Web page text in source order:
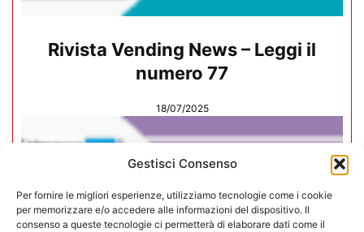
Gestisci Consenso
Per fornire le migliori esperienze, utilizziamo tecnologie come i cookie
per memorizzare e/o accedere alle informazioni del dispositivo. Il
consenso a queste tecnologie ci permetterà di elaborare dati come il
Rivista Vending News – Leggi il
numero 77
18/07/2025